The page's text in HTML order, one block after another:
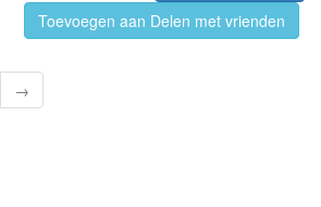
Toevoegen aan Delen met vrienden
→